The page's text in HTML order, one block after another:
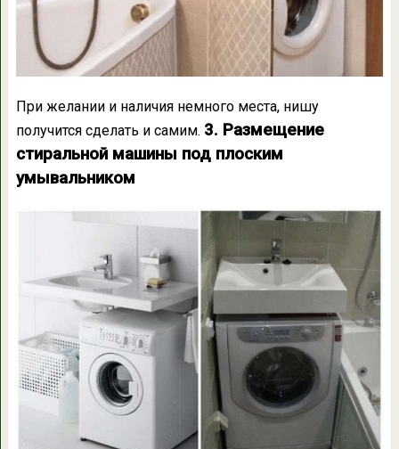
При желании и наличия немного места, нишу
получится сделать и самим. 3. Размещение
стиральной машины под плоским
умывальником